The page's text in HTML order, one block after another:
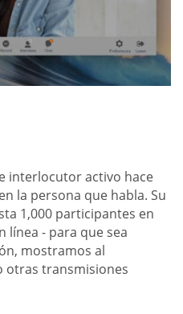
interlocutor activo hace
la persona que habla. Su
1,000 participantes en
línea - para que sea
mostramos al
otras transmisiones